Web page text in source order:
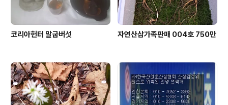
코리아헌터 말굽버섯 자연산삼가족판매 004호 750만